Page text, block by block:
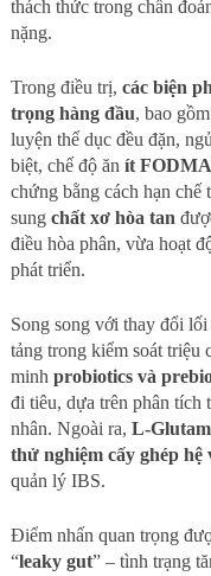
thách thức trong chẩn
nặng.
Trong điều trị, các biện
trọng hàng đầu, bao
luyện thể dục đều đặn,
biệt, chế độ ăn ít
chứng bằng cách hạn
sung chất xơ hòa tan
điều hòa phân, vừa hoạt
phát triển.
Song song với thay đổi lối
tảng trong kiểm soát triệu
minh probiotics và
đi tiêu, dựa trên phân tích
nhân. Ngoài ra, L-
thử nghiệm cấy ghép hệ
quản lý IBS.
Điểm nhấn quan trọng
“leaky gut” – tình trạng